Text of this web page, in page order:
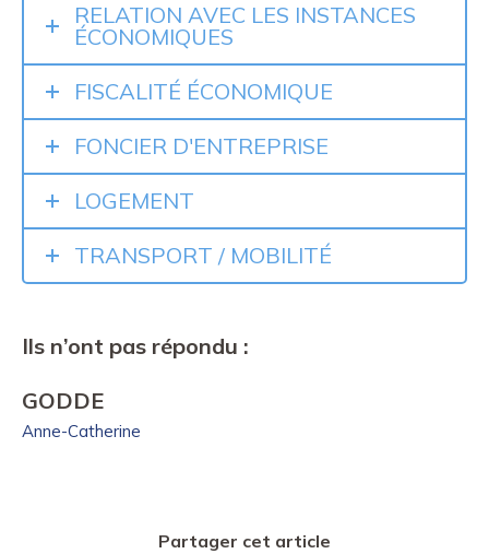
RELATION AVEC LES INSTANCES
ÉCONOMIQUES
FISCALITÉ ÉCONOMIQUE
FONCIER D'ENTREPRISE
LOGEMENT
TRANSPORT / MOBILITÉ
Ils n’ont pas répondu :
GODDE
Anne-Catherine
Partager cet article